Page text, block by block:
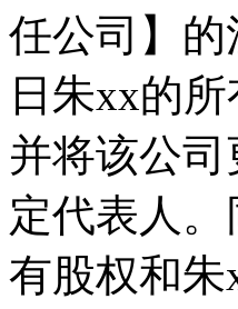
任公司】
日朱xx的
并将该公
定代表人
有股权和